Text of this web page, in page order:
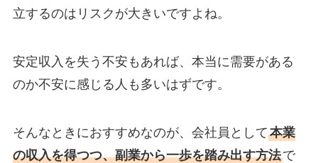
立するのはリスクが大きいですよね。
安定収入を失う不安もあれば、本当に需要がある
のか不安に感じる人も多いはずです。
そんなときにおすすめなのが、会社員として本業
の収入を得つつ、副業から一歩を踏み出す方法で